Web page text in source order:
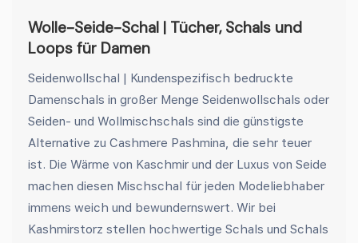
Wolle-Seide-Schal | Tücher, Schals und
Loops für Damen
Seidenwollschal | Kundenspezifisch bedruckte
Damenschals in großer Menge Seidenwollschals oder
Seiden- und Wollmischschals sind die günstigste
Alternative zu Cashmere Pashmina, die sehr teuer
ist. Die Wärme von Kaschmir und der Luxus von Seide
machen diesen Mischschal für jeden Modeliebhaber
immens weich und bewundernswert. Wir bei
Kashmirstorz stellen hochwertige Schals und Schals